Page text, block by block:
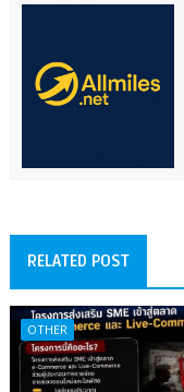
RELATED POST
OTHER